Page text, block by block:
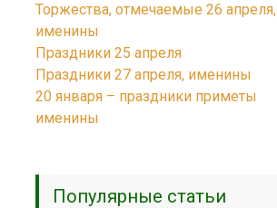
Торжества, отмечаемые 26 апреля,
именины
Праздники 25 апреля
Праздники 27 апреля, именины
20 января – праздники приметы
именины
Популярные статьи